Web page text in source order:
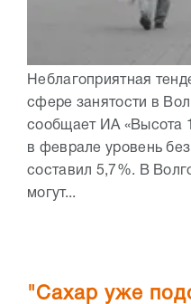
Неблагоприятная
сфере занятости в
сообщает ИА «Высота
в феврале уровень
составил 5,7%. В
могут...
"Сахар уже